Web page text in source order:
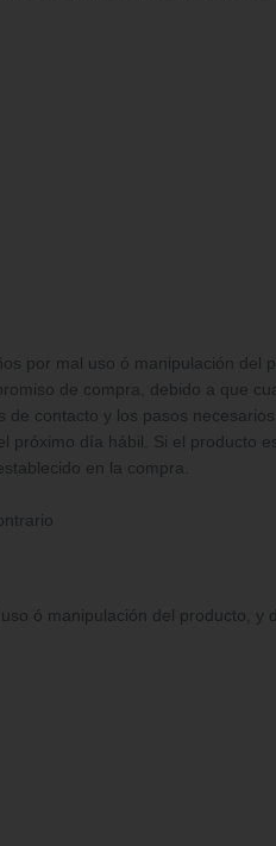
por mal uso ó manipulación
de compra, debido a que
contacto y los pasos
día hábil. Si el
en la compra.
ó manipulación del producto, y